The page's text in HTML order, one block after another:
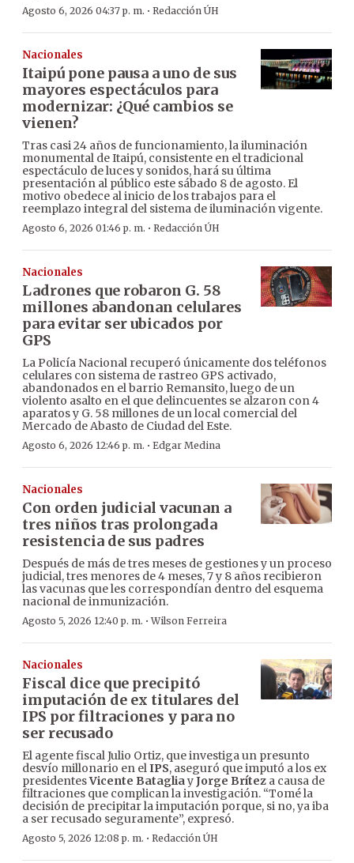
Agosto 6, 2026 04:37 p. m. · Redacción ÚH
Nacionales
Itaipú pone pausa a uno de sus
mayores espectáculos para
modernizar: ¿Qué cambios se
vienen?
Tras casi 24 años de funcionamiento, la iluminación
monumental de Itaipú, consistente en el tradicional
espectáculo de luces y sonidos, hará su última
presentación al público este sábado 8 de agosto. El
motivo obedece al inicio de los trabajos para el
reemplazo integral del sistema de iluminación vigente.
Agosto 6, 2026 01:46 p. m. · Redacción ÚH
Nacionales
Ladrones que robaron G. 58
millones abandonan celulares
para evitar ser ubicados por
GPS
La Policía Nacional recuperó únicamente dos teléfonos
celulares con sistema de rastreo GPS activado,
abandonados en el barrio Remansito, luego de un
violento asalto en el que delincuentes se alzaron con 4
aparatos y G. 58 millones de un local comercial del
Mercado de Abasto de Ciudad del Este.
Agosto 6, 2026 12:46 p. m. · Edgar Medina
Nacionales
Con orden judicial vacunan a
tres niños tras prolongada
resistencia de sus padres
Después de más de tres meses de gestiones y un proceso
judicial, tres menores de 4 meses, 7 y 8 años recibieron
las vacunas que les correspondían dentro del esquema
nacional de inmunización.
Agosto 5, 2026 12:40 p. m. ·Wilson Ferreira
Nacionales
Fiscal dice que precipitó
imputación de ex titulares del
IPS por filtraciones y para no
ser recusado
El agente fiscal Julio Ortiz, que investiga un presunto
desvío millonario en elIPS, aseguró que imputó a los ex
presidentesVicente BatagliayJorge Brítez a causa de
filtraciones que complican la investigación. “Tomé la
decisión de precipitar la imputación porque, si no, ya iba
a ser recusado seguramente”, expresó.
Agosto 5, 2026 12:08 p. m. · Redacción ÚH